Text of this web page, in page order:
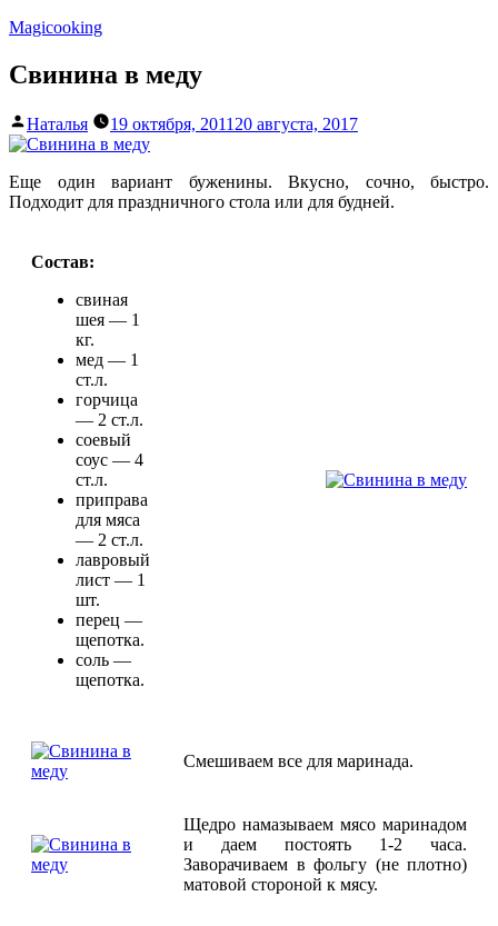
Перейти
содержимому
Magicooking
Свинина в меду
Написано
автором
Наталья 19 октября, 2011 20 августа, 2017
Еще один вариант буженины. Вкусно, сочно, быстро.
Подходит для праздничного стола или для будней.
Состав:
свиная
шея — 1
кг.
мед — 1
ст.л.
горчица
— 2 ст.л.
соевый
соус — 4
ст.л.
приправа
для мяса
— 2 ст.л.
лавровый
лист — 1
шт.
перец —
щепотка.
соль —
щепотка.
Смешиваем все для маринада.
Щедро намазываем мясо маринадом
и даем постоять 1-2 часа.
Заворачиваем в фольгу (не плотно)
матовой стороной к мясу.